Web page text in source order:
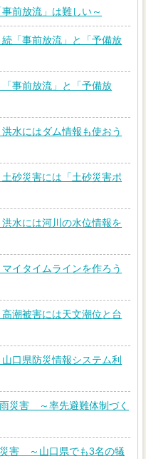
前放流」は難しい～
「事前放流」と「予備放
事前放流」と「予備放
水にはダム情報も使おう
砂災害には「土砂災害ポ
水には河川の水位情報を
イタイムラインを作ろう
潮被害には天文潮位と台
口県防災情報システム利
災害 ～率先避難体制づく
害 ～山口県でも3名の犠